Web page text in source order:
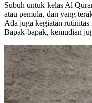
Subuh untuk kelas Al
atau pemula, dan yang
Ada juga kegiatan
Bapak-bapak, kemudian